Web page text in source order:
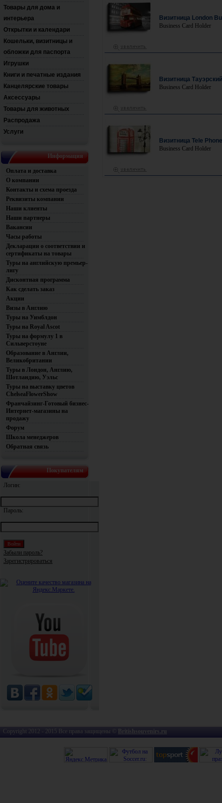
Товары для дома и
интерьера
Открытки и календари
Кошельки, визитницы и
обложки для паспорта
Игрушки
Книги и печатные издания
Канцелярские товары
Аксессуары
Товары для животных
Распродажа
Услуги
Информация
Оплата и доставка
О компании
Контакты и схема проезда
Реквизиты компании
Наши клиенты
Наши партнеры
Вакансии
Часы работы
Декларации о соответствии и
сертификаты на товары
Туры на английскую премьер-
лигу
Дисконтная программа
Как сделать заказ
Акции
Визы в Англию
Туры на Уимблдон
Туры на Royal Ascot
Туры на формулу 1 в
Сильверстоуне
Образование в Англии,
Великобритании
Туры в Лондон, Англию,
Шотландию, Уэльс
Туры на выставку цветов
ChelseaFlowerShow
Франчайзинг-Готовый бизнес-
Интернет-магазины на
продажу
Форум
Школа менеджеров
Обратная связь
Покупателям
Логин:
Пароль:
Забыли пароль?
Зарегистрироваться
Визитница London
Business Card Holder
Визитница
Business Card Holder
Визитница Tele Phone
Business Card Holder
Copyright 2012 - 2015 Все права защищены © Britishsouvenirs.ru